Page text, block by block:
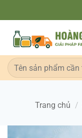
qua
dung
Tìm
kiếm:
Trang chủ /